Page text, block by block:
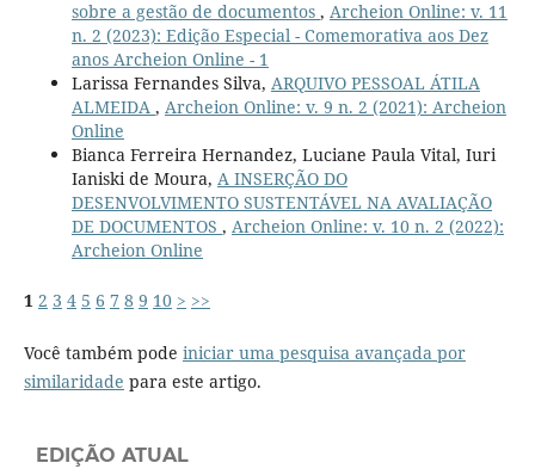
sobre a gestão de documentos , Archeion Online: v. 11
n. 2 (2023): Edição Especial - Comemorativa aos Dez
anos Archeion Online - 1
Larissa Fernandes Silva, ARQUIVO PESSOAL ÁTILA
ALMEIDA , Archeion Online: v. 9 n. 2 (2021): Archeion
Online
Bianca Ferreira Hernandez, Luciane Paula Vital, Iuri
Ianiski de Moura, A INSERÇÃO DO
DESENVOLVIMENTO SUSTENTÁVEL NA AVALIAÇÃO
DE DOCUMENTOS , Archeion Online: v. 10 n. 2 (2022):
Archeion Online
1 2 3 4 5 6 7 8 9 10 > >>
Você também pode iniciar uma pesquisa avançada por
similaridade para este artigo.
EDIÇÃO ATUAL